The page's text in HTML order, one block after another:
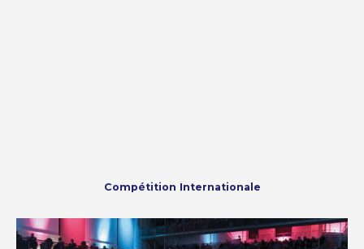
Compétition Internationale